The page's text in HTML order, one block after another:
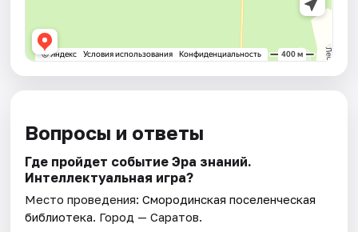
Вопросы и ответы
Где пройдет событие Эра знаний.
Интеллектуальная игра?
Место проведения:Смородинская поселенческая
библиотека. Город — Саратов.